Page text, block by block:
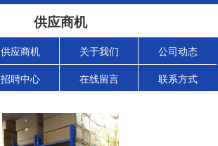
供应商机
供应商机 关于我们 公司动态
招聘中心 在线留言 联系方式